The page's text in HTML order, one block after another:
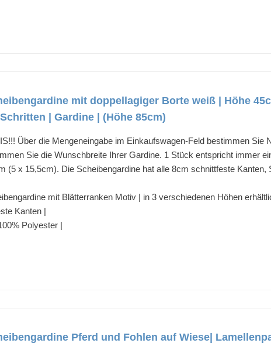
mit doppellagiger Borte weiß | Höhe
| Gardine | (Höhe 85cm)
Über die Mengeneingabe im Einkaufswagen-Feld bestimmen Sie
Sie die Wunschbreite Ihrer Gardine. 1 Stück entspricht immer
(5 x 15,5cm). Die Scheibengardine hat alle 8cm schnittfeste
mit Blätterranken Motiv | in 3 verschiedenen Höhen
Kanten |
Polyester |
Pferd und Fohlen auf Wiese|